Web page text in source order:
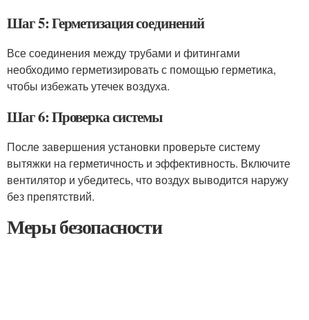
Шаг 5: Герметизация соединений
Все соединения между трубами и фитингами
необходимо герметизировать с помощью герметика,
чтобы избежать утечек воздуха.
Шаг 6: Проверка системы
После завершения установки проверьте систему
вытяжки на герметичность и эффективность. Включите
вентилятор и убедитесь, что воздух выводится наружу
без препятствий.
Меры безопасности